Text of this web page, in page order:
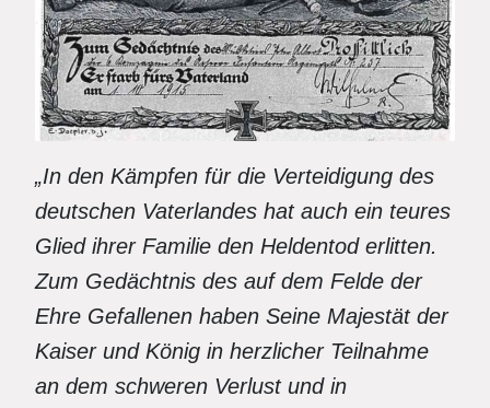
„In den Kämpfen für die Verteidigung des
deutschen Vaterlandes hat auch ein teures
Glied ihrer Familie den Heldentod erlitten.
Zum Gedächtnis des auf dem Felde der
Ehre Gefallenen haben Seine Majestät der
Kaiser und König in herzlicher Teilnahme
an dem schweren Verlust und in